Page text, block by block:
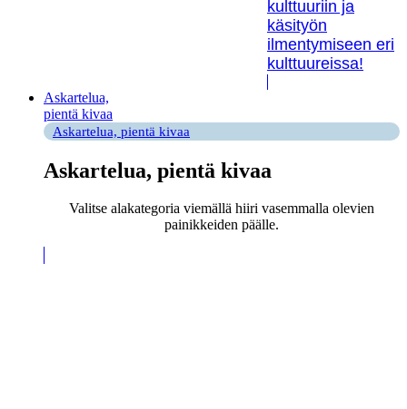
kulttuuriin ja
käsityön
ilmentymiseen eri
kulttuureissa!
Askartelua,
pientä kivaa
Askartelua, pientä kivaa
Askartelua, pientä kivaa
Valitse alakategoria viemällä hiiri vasemmalla olevien
painikkeiden päälle.